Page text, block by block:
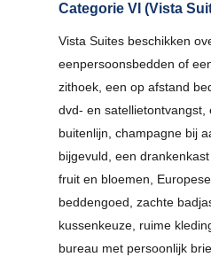
Categorie VI (Vista
Vista Suites beschikken
eenpersoonsbedden of
zithoek, een op afstand
dvd- en
buitenlijn, champagne bij
bijgevuld, een
fruit en bloemen,
beddengoed, zachte
kussenkeuze, ruime
bureau met persoonlijk